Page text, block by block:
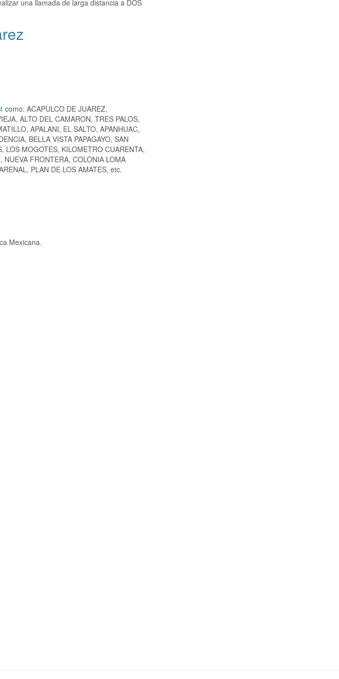
una llamada de larga distancia a DOS
como: ACAPULCO DE JUAREZ,
ALTO DEL CAMARON, TRES PALOS,
APALANI, EL SALTO, APANHUAC,
BELLA VISTA PAPAGAYO, SAN
LOS MOGOTES, KILOMETRO CUARENTA,
NUEVA FRONTERA, COLONIA LOMA
PLAN DE LOS AMATES, etc.
Mexicana.